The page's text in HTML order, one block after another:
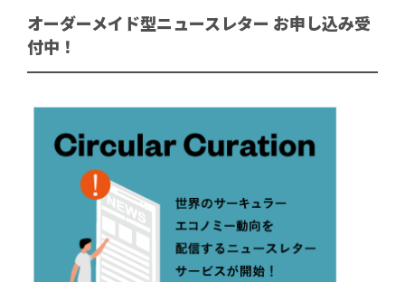
オーダーメイド型ニュースレター お申し込み受
付中！